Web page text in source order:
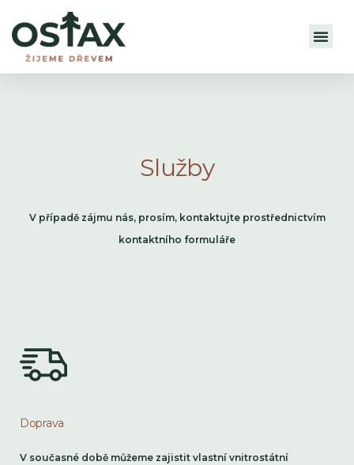
Služby
V případě zájmu nás, prosím, kontaktujte prostřednictvím
kontaktního formuláře
Doprava
V současné době můžeme zajistit vlastní vnitrostátní